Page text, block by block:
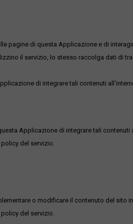
pagine di questa Applicazione e di
il servizio, lo stesso raccolga dati di
di integrare tali contenuti
Applicazione di integrare tali contenuti
del servizio.
o modificare il contenuto del sito
del servizio.